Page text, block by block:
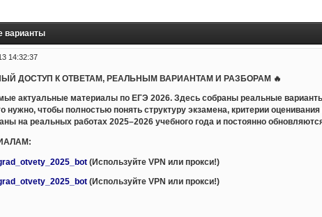
варианты
14:32:37
ДОСТУП К ОТВЕТАМ, РЕАЛЬНЫМ ВАРИАНТАМ И РАЗБОРАМ 🔥
актуальные материалы по ЕГЭ 2026. Здесь собраны реальные
нужно, чтобы полностью понять структуру экзамена, критерии
на реальных работах 2025–2026 учебного года и постоянно
(Используйте VPN или прокси!)
(Используйте VPN или прокси!)